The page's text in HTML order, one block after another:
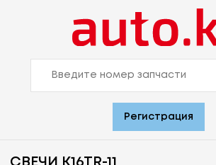
Регистрация
СВЕЧИ K16TR-11